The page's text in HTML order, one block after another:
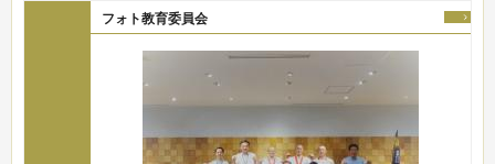
フォト教育委員会